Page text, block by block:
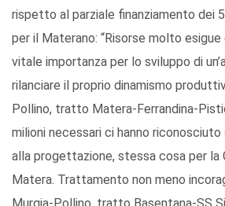
rispetto al parziale finanziamento dei
per il Materano: “Risorse molto
vitale importanza per lo sviluppo di
rilanciare il proprio dinamismo
Pollino, tratto Matera-Ferrandina-
milioni necessari ci hanno
alla progettazione, stessa cosa per la
Matera. Trattamento non meno